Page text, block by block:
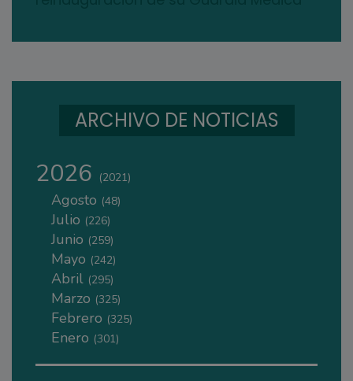
ARCHIVO DE NOTICIAS
2026 (2021)
Agosto (48)
Julio (226)
Junio (259)
Mayo (242)
Abril (295)
Marzo (325)
Febrero (325)
Enero (301)